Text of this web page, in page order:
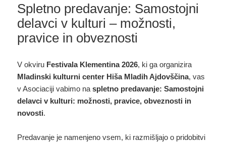
Spletno predavanje: Samostojni
delavci v kulturi – možnosti,
pravice in obveznosti
V okviru Festivala Klementina 2026, ki ga organizira
Mladinski kulturni center Hiša Mladih Ajdovščina, vas
v Asociaciji vabimo naspletno predavanje: Samostojni
delavci v kulturi: možnosti, pravice, obveznosti in
novosti.
Predavanje je namenjeno vsem, ki razmišljajo o pridobitvi